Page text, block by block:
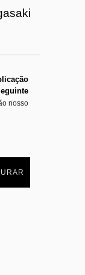
nosso